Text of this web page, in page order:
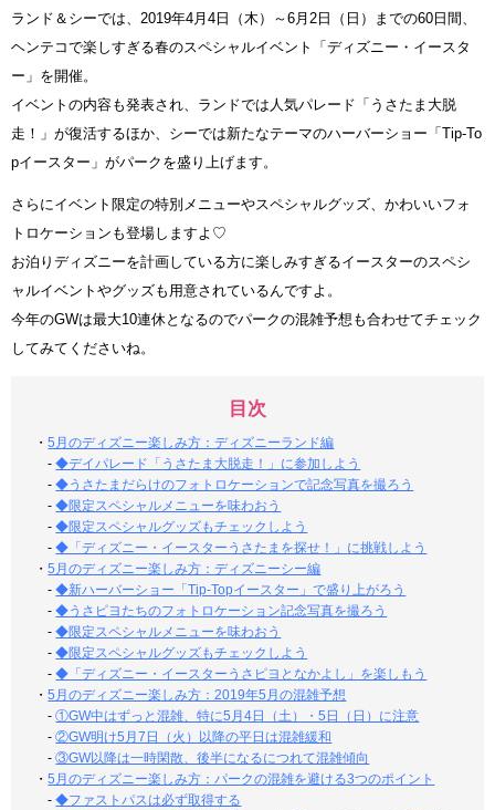
ランド＆シーでは、2019年4月4日（木）～6月2日（日）までの60日間、
ヘンテコで楽しすぎる春のスペシャルイベント「ディズニー・イースタ
ー」を開催。
イベントの内容も発表され、ランドでは人気パレード「うさたま大脱
走！」が復活するほか、シーでは新たなテーマのハーバーショー「Tip-To
pイースター」がパークを盛り上げます。
さらにイベント限定の特別メニューやスペシャルグッズ、かわいいフォ
トロケーションも登場しますよ♡
お泊りディズニーを計画している方に楽しみすぎるイースターのスペシ
ャルイベントやグッズも用意されているんですよ。
今年のGWは最大10連休となるのでパークの混雑予想も合わせてチェック
してみてくださいね。
目次
・5月のディズニー楽しみ方：ディズニーランド編
-◆デイパレード「うさたま大脱走！」に参加しよう
-◆うさたまだらけのフォトロケーションで記念写真を撮ろう
-◆限定スペシャルメニューを味わおう
-◆限定スペシャルグッズもチェックしよう
-◆「ディズニー・イースターうさたまを探せ！」に挑戦しよう
・5月のディズニー楽しみ方：ディズニーシー編
-◆新ハーバーショー「Tip-Topイースター」で盛り上がろう
-◆うさピヨたちのフォトロケーション記念写真を撮ろう
-◆限定スペシャルメニューを味わおう
-◆限定スペシャルグッズもチェックしよう
-◆「ディズニー・イースターうさピヨとなかよし」を楽しもう
・5月のディズニー楽しみ方：2019年5月の混雑予想
-①GW中はずっと混雑、特に5月4日（土）・5日（日）に注意
-②GW明け5月7日（火）以降の平日は混雑緩和
-③GW以降は一時閑散、後半になるにつれて混雑傾向
・5月のディズニー楽しみ方：パークの混雑を避ける3つのポイント
-◆ファストパスは必ず取得する